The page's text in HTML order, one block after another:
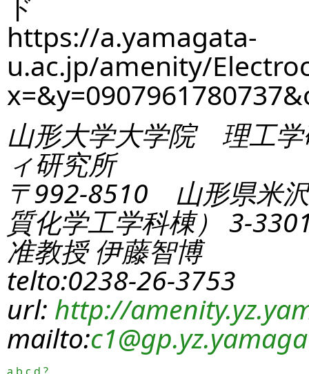
https://a.yamagata-
u.ac.jp/amenity/
山形大学大学院 理工学
ィ研究所
〒992-8510 山形県米
質化学工学科棟） 3-
准教授 伊藤智博
telto:0238-26-3753
url: http://
mailto:c1